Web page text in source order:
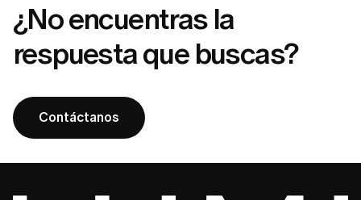
¿No encuentras la
respuesta que buscas?
Contáctanos